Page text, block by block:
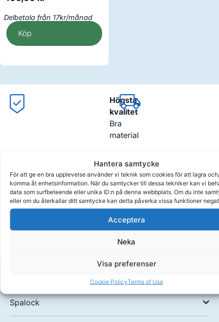
Hantera samtycke
För att ge en bra upplevelse använder vi teknik som cookies för att lagra
komma åt enhetsinformation. När du samtycker till dessa tekniker kan vi
data som surfbeteende eller unika ID:n på denna webbplats. Om du inte
eller om du återkallar ditt samtycke kan detta påverka vissa funktioner
Acceptera
Neka
Visa preferenser
Cookie PolicyTerms of Use
Delbetala från 17kr/månad
Köp
Högsta
kvalitet
Bra
material
2
års
garanti
tryggt
Spalock